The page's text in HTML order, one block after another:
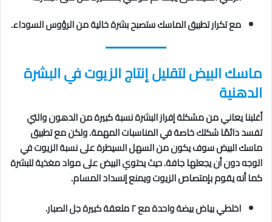
مع تكرار تطبيق الماسك ستصبح بشرة خالية من الرؤوس السوداء.
ماسك البيض لتقليل إنتاج الزيوت في البشرة
الدهنية
أغلبنا يعاني من مشكلة إفراز البشرة نسبة كبيرة من الدهون والتي
تفسد دائمًا شكلك خاصة في المناسبات المهمة. ولكن مع تطبيق
ماسك البيض سوف يكون من السهل السيطرة على نسبة الزيوت في
الوجه دون أن يجعلها جافة. حيث يحتوي البيض على مواد مغذية للبشرة
كما أنه يقوم بإمتصاص الزيوت ويمنع إنسداد المسام.
اخلطي بياض بيضة واحدة مع ٢ ملعقة كبيرة جل الصبار.